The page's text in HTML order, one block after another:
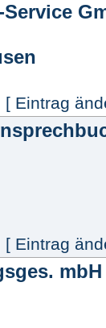
[ Eintrag
[ Eintrag
mbH